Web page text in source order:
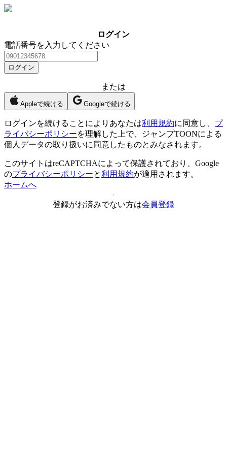
ログイン
電話番号を入力してください
ログイン
または
Appleで続ける Googleで続ける
ログインを続けることによりあなたは利用規約に同意し、 プ
ライバシーポリシーを理解した上で、ジャンプTOONによる
個人データの取り扱いに同意したものとみなされます。
このサイトはreCAPTCHAによって保護されており、Google
のプライバシーポリシーと利用規約が適用されます。
ホームへ
登録がお済みでない方は会員登録